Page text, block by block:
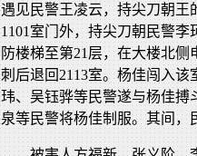
遇见民警王凌云，持尖刀朝王
1101室门外，持尖刀朝民警
防楼梯至第21层，在大楼北
刺后退回2113室。杨佳闯入
玮、吴钰骅等民警遂与杨佳搏
泉等民警将杨佳制服。其间，